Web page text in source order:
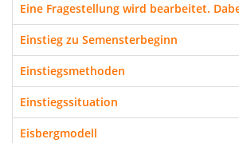
Eine Fragestellung wird bearbeitet.
Einstieg zu Semensterbeginn
Einstiegsmethoden
Einstiegssituation
Eisbergmodell